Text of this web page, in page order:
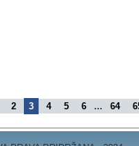
2 3 4 5 6 ... 64